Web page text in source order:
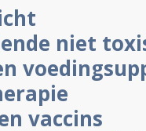
niet
vaccins